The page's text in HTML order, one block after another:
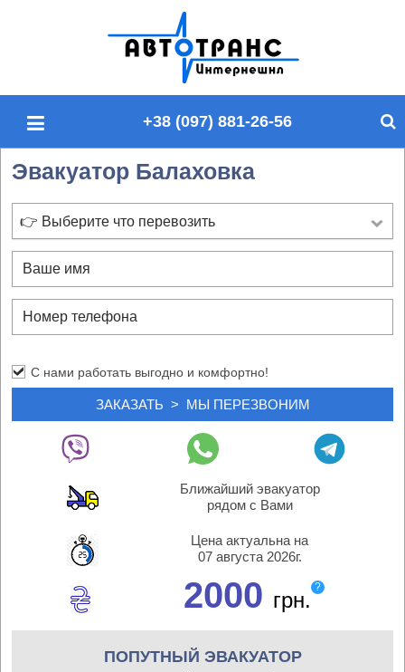
п
й
у
+38 (097) 881-26-56
Эвакуатор Балаховка
👉 Выберите что перевозить
С нами работать выгодно и комфортно!
Ближайший эвакуатор
рядом с Вами
Цена актуальна на
07 августа 2026г.
2000 грн.
?
ПОПУТНЫЙ ЭВАКУАТОР